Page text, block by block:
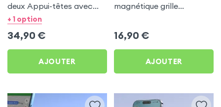
deux Appui-têtes avec
Tête rotative à 360° pour
+ 1 option
34,90 €
AJOUTER
magnétique grille
16,90 €
AJOUTER